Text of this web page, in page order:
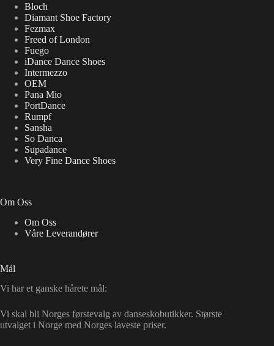
Bloch
Diamant Shoe Factory
Fezmax
Freed of London
Fuego
iDance Dance Shoes
Intermezzo
OEM
Pana Mio
PortDance
Rumpf
Sansha
So Danca
Supadance
Very Fine Dance Shoes
Om Oss
Om Oss
Våre Leverandører
Mål
Vi har et ganske hårete mål:
Vi skal bli Norges førstevalg av danseskobutikker. Største
utvalget i Norge med Norges laveste priser.